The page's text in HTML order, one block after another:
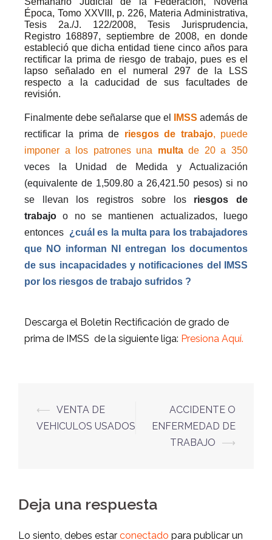
Época, Tomo XXVIII, p. 226, Materia Administrativa,
Tesis 2a./J. 122/2008, Tesis Jurisprudencia,
Registro 168897, septiembre de 2008, en donde
estableció que dicha entidad tiene cinco años para
rectificar la prima de riesgo de trabajo, pues es el
lapso señalado en el numeral 297 de la LSS
respecto a la caducidad de sus facultades de
revisión.
Finalmente debe señalarse que el IMSS además de
rectificar la prima de riesgos de trabajo, puede
imponer a los patrones una multade 20 a 350
veces la Unidad de Medida y Actualización
(equivalente de 1,509.80 a 26,421.50 pesos) si no
se llevan los registros sobre los riesgos de
trabajo o no se mantienen actualizados, luego
entonces ¿cuál es la multa para los trabajadores
que NO informan NI entregan los documentos
de sus incapacidades y notificaciones del IMSS
por los riesgos de trabajo sufridos ?
Descarga el Boletín Rectificación de grado de
prima de IMSS de la siguiente liga: Presiona Aquí.
⟵ VENTA DE
VEHICULOS USADOS
ACCIDENTE O
ENFERMEDAD DE
TRABAJO
⟶
Deja una respuesta
Lo siento, debes estar conectado para publicar un